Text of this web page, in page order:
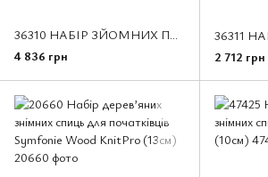
36310 НАБІР ЗЙОМНИХ ПОВОРОТНИХ МЕТАЛЕВИХ СПІЦ 10СМ «THE WARMTH SET» MINDFUL COLLECTION KNITPRO
4 836 грн
2 712 грн